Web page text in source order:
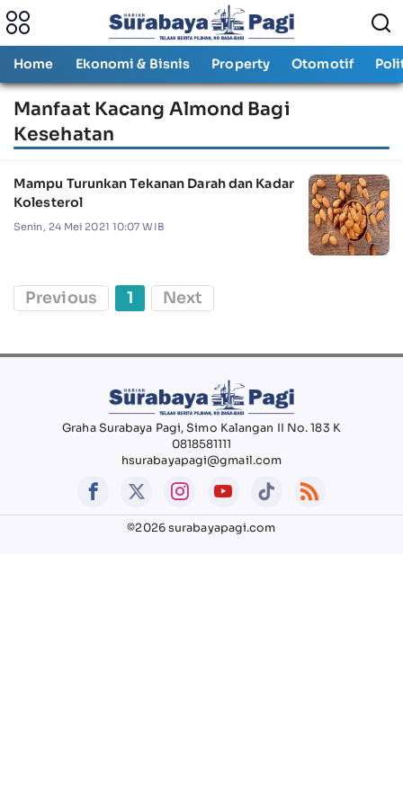
Home Ekonomi & Bisnis Property Otomotif
Manfaat Kacang Almond Bagi
Kesehatan
Mampu Turunkan Tekanan Darah dan Kadar
Kolesterol
Senin, 24 Mei 2021 10:07 WIB
Previous 1 Next
Graha Surabaya Pagi, Simo Kalangan II No. 183 K
0818581111
hsurabayapagi@gmail.com
©2026 surabayapagi.com